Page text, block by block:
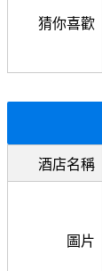
猜你喜歡
酒店名稱
圖片